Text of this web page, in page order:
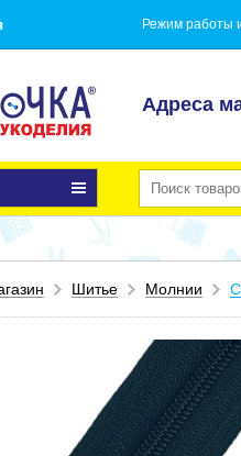
Режим работы
Адреса
Шитье Молнии